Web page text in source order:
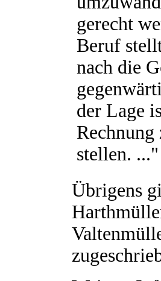
gerecht
Beruf
nach die
der Lage
stellen. ..."
Übrigens